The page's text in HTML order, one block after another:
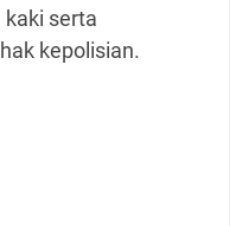
serta
kepolisian.